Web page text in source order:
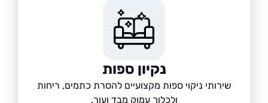
נקיון ספות
שירותי ניקוי ספות מקצועיים להסרת כתמים, ריחות
ולכלוך עמוק מבד ועור.